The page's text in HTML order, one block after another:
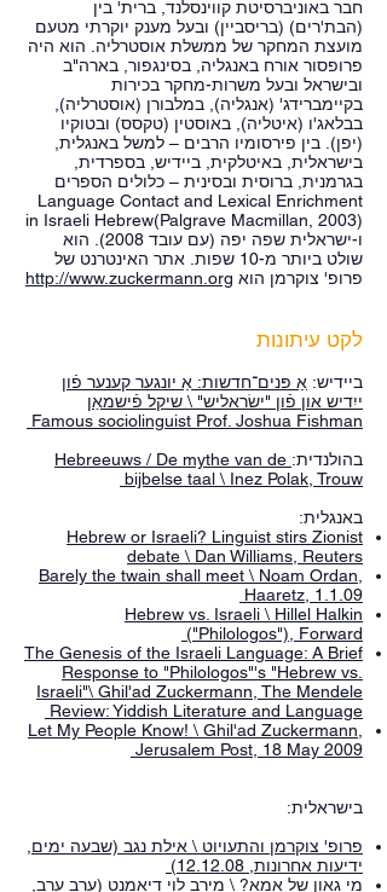
חבר באוניברסיטת קווינסלנד, ברית' בין
(הבת'רים) (בריסביין) ובעל מענק יוקרתי מטעם
מועצת המחקר של ממשלת אוסטרליה. הוא היה
פרופסור אורח באנגליה, בסינגפור, בארה"ב
ובישראל ובעל משרות-מחקר בכירות
בקיימברידג' (אנגליה), במלבורן (אוסטרליה),
בבלאג'ו (איטליה), באוסטין (טקסס) ובטוקיו
(יפן). בין פירסומיו הרבים – למשל באנגלית,
בישראלית, באיטלקית, ביידיש, בספרדית,
בגרמנית, ברוסית ובסינית – כלולים הספרים
Language Contact and Lexical Enrichment
in Israeli Hebrew(Palgrave Macmillan, 2003)
ו-ישראלית שפה יפה (עם עובד 2008). הוא
שולט ביותר מ-10 שפות. אתר האינטרנט של
פרופ' צוקרמן הוא http://www.zuckermann.org
לקט עיתונות
ביידיש: אַ פּנים־חדשות: אַ יונגער קענער פֿון
ייִדיש און פֿון "ישׂראליש" \ שיקל פֿישמאַן
Famous sociolinguist Prof. Joshua Fishman
בהולנדית: Hebreeuws / De mythe van de
bijbelse taal \ Inez Polak, Trouw
באנגלית:
Hebrew or Israeli? Linguist stirs Zionist
debate \ Dan Williams, Reuters
Barely the twain shall meet \ Noam Ordan,
Haaretz, 1.1.09
Hebrew vs. Israeli \ Hillel Halkin
("Philologos"), Forward
The Genesis of the Israeli Language: A Brief
Response to "Philologos"'s "Hebrew vs.
Israeli"\ Ghil'ad Zuckermann, The Mendele
Review: Yiddish Literature and Language
Let My People Know! \ Ghil'ad Zuckermann,
Jerusalem Post, 18 May 2009
בישראלית:
פרופ' צוקרמן והתעויוט \ אילת נגב (שבעה ימים,
ידיעות אחרונות, 12.12.08)
מי גאון של אמא? \ מירב לוי דיאמנט (ערב ערב,